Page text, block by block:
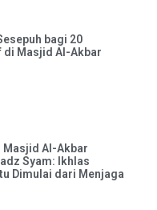
bagi 20
di Masjid Al-Akbar
Masjid Al-Akbar
Syam: Ikhlas
Dimulai dari Menjaga